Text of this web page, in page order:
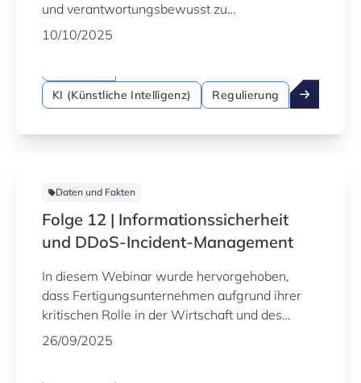
und verantwortungsbewusst zu
experimentieren, wichtiger denn je. KI-
war entscheidend.
10/10/2025
KI (Künstliche Intelligenz) Regulierung
Daten und Fakten
Folge 12 | Informationssicherheit
und DDoS-Incident-Management
In diesem Webinar wurde hervorgehoben,
dass Fertigungsunternehmen aufgrund ihrer
kritischen Rolle in der Wirtschaft und des
Aufstiegs von Industrie 4.0-Technologien
26/09/2025